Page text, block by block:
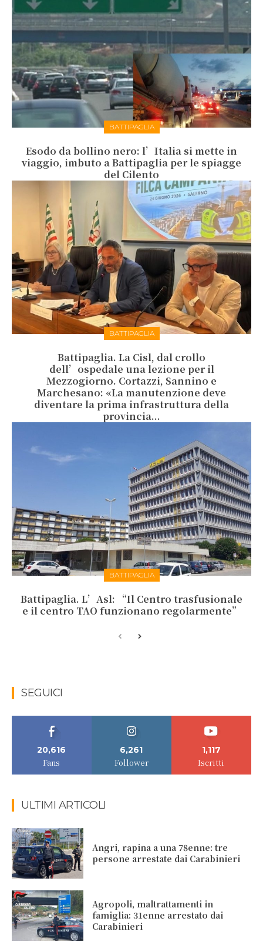
BATTIPAGLIA
Esodo da bollino nero: l’Italia si mette in
viaggio, imbuto a Battipaglia per le spiagge
del Cilento
BATTIPAGLIA
Battipaglia. La Cisl, dal crollo
dell’ospedale una lezione per il
Mezzogiorno. Cortazzi, Sannino e
Marchesano: «La manutenzione deve
diventare la prima infrastruttura della
provincia...
BATTIPAGLIA
Battipaglia. L’Asl: “Il Centro trasfusionale
e il centro TAO funzionano regolarmente”
SEGUICI
20,616
Fans
6,261
Follower
1,117
Iscritti
ULTIMI ARTICOLI
Angri, rapina a una 78enne: tre
persone arrestate dai Carabinieri
Agropoli, maltrattamenti in
famiglia: 31enne arrestato dai
Carabinieri